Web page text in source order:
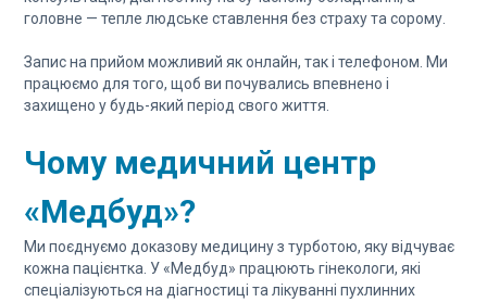
головне — тепле людське ставлення без страху та сорому.
Запис на прийом можливий як онлайн, так і телефоном. Ми
працюємо для того, щоб ви почувались впевнено і
захищено у будь-який період свого життя.
Чому медичний центр
«Медбуд»?
Ми поєднуємо доказову медицину з турботою, яку відчуває
кожна пацієнтка. У «Медбуд» працюють гінекологи, які
спеціалізуються на діагностиці та лікуванні пухлинних